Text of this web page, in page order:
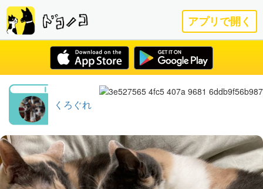
アプリで開く
くろぐれ